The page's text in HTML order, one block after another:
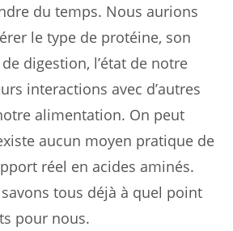
du temps. Nous aurions
le type de protéine, son
digestion, l’état de notre
interactions avec d’autres
alimentation. On peut
aucun moyen pratique de
réel en acides aminés.
tous déjà à quel point
pour nous.